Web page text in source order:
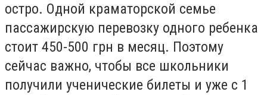
остро. Одной краматорской семье
пассажирскую перевозку одного ребенка
стоит 450-500 грн в месяц. Поэтому
сейчас важно, чтобы все школьники
получили ученические билеты и уже с 1